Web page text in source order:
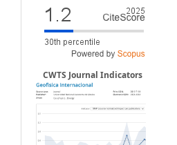
CWTS Journal Indicators